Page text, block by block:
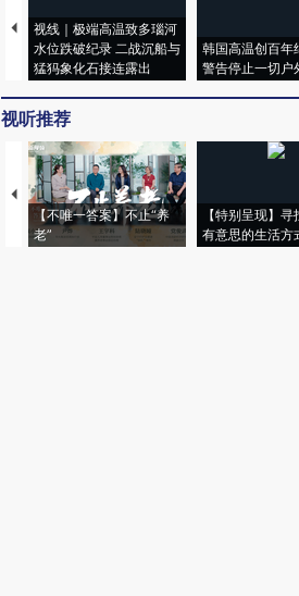
视线｜极端高温致多瑙河
水位跌破纪录 二战沉船与
猛犸象化石接连露出
韩国高温创百年
警告停止一切户
视听推荐
【不唯一答案】不止“养
老”
【特别呈现】
有意思的生活方